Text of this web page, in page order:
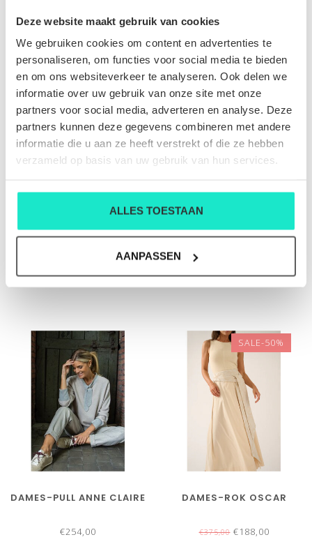
Deze website maakt gebruik van cookies
We gebruiken cookies om content en advertenties te
personaliseren, om functies voor social media te bieden
en om ons websiteverkeer te analyseren. Ook delen we
informatie over uw gebruik van onze site met onze
partners voor social media, adverteren en analyse. Deze
partners kunnen deze gegevens combineren met andere
informatie die u aan ze heeft verstrekt of die ze hebben
verzameld op basis van uw gebruik van hun services.
ALLES TOESTAAN
AANPASSEN
€399,00 €200,00
DAMES-BLOUSE HERZENS
€285,00
DAMES-T-SHIRT ANNE
€160,00€80,00
DAMES-PULL ANNE CLAIRE
€254,00
SALE-50%
DAMES-ROK OSCAR
€375,00€188,00